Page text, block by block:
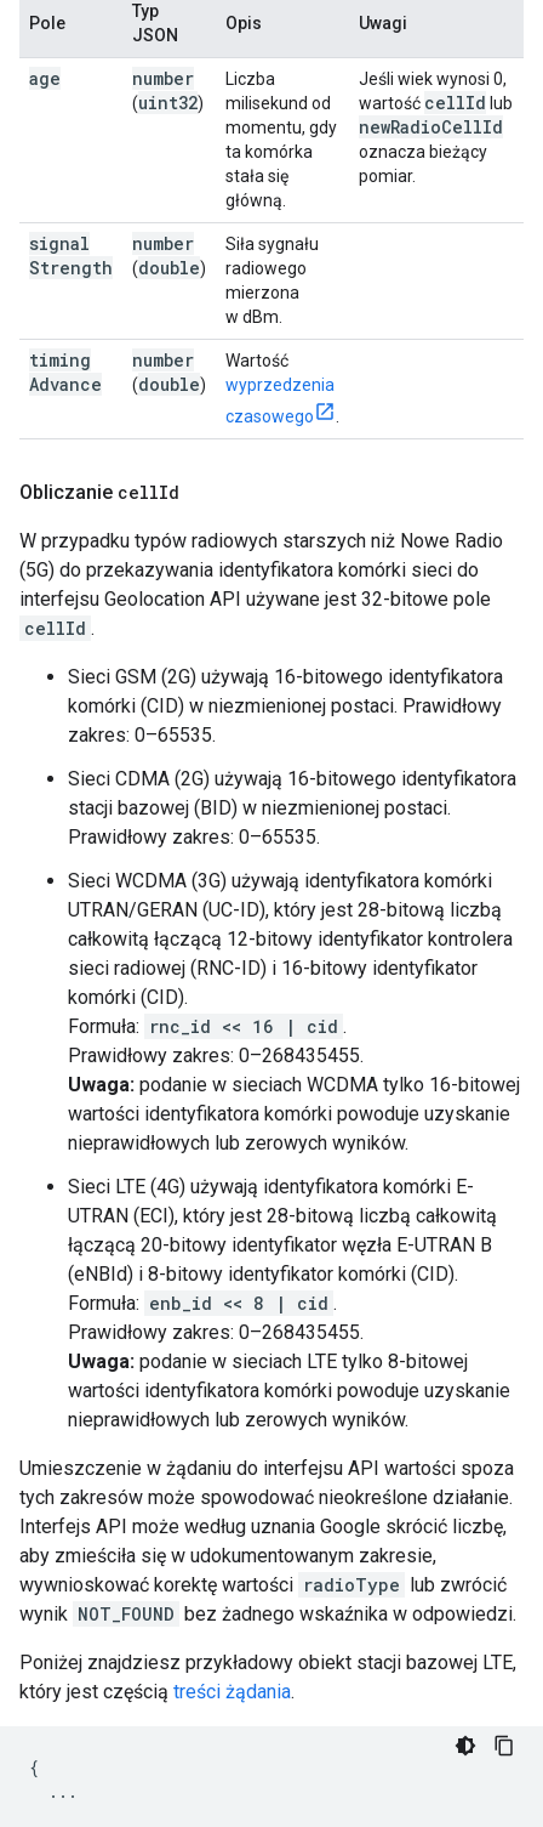
Pole
Typ
JSON
Opis Uwagi
age number
(uint32)
Liczba
milisekund od
momentu, gdy
ta komórka
stała się
główną.
Jeśli wiek wynosi 0,
wartość cellId lub
newRadioCellId
oznacza bieżący
pomiar.
signal
Strength
number
(double)
Siła sygnału
radiowego
mierzona
w dBm.
timing
Advance
number
(double)
Wartość
wyprzedzenia
czasowego
Obliczanie cellId
W przypadku typów radiowych starszych niż Nowe Radio
(5G) do przekazywania identyfikatora komórki sieci do
interfejsu Geolocation API używane jest 32-bitowe pole
cellId .
Sieci GSM (2G) używają 16-bitowego identyfikatora
komórki (CID) w niezmienionej postaci. Prawidłowy
zakres: 0–65535.
Sieci CDMA (2G) używają 16-bitowego identyfikatora
stacji bazowej (BID) w niezmienionej postaci.
Prawidłowy zakres: 0–65535.
Sieci WCDMA (3G) używają identyfikatora komórki
UTRAN/GERAN (UC-ID), który jest 28-bitową liczbą
całkowitą łączącą 12-bitowy identyfikator kontrolera
sieci radiowej (RNC-ID) i 16-bitowy identyfikator
komórki (CID).
Formuła: rnc_id << 16 | cid .
Prawidłowy zakres: 0–268435455.
Uwaga: podanie w sieciach WCDMA tylko 16-bitowej
wartości identyfikatora komórki powoduje uzyskanie
nieprawidłowych lub zerowych wyników.
Sieci LTE (4G) używają identyfikatora komórki E-
UTRAN (ECI), który jest 28-bitową liczbą całkowitą
łączącą 20-bitowy identyfikator węzła E-UTRAN B
(eNBId) i 8-bitowy identyfikator komórki (CID).
Formuła: enb_id << 8 | cid .
Prawidłowy zakres: 0–268435455.
Uwaga: podanie w sieciach LTE tylko 8-bitowej
wartości identyfikatora komórki powoduje uzyskanie
nieprawidłowych lub zerowych wyników.
Umieszczenie w żądaniu do interfejsu API wartości spoza
tych zakresów może spowodować nieokreślone działanie.
Interfejs API może według uznania Google skrócić liczbę,
aby zmieściła się w udokumentowanym zakresie,
wywnioskować korektę wartości radioType lub zwrócić
wynik NOT_FOUND bez żadnego wskaźnika w odpowiedzi.
Poniżej znajdziesz przykładowy obiekt stacji bazowej LTE,
który jest częścią treści żądania.
{
...